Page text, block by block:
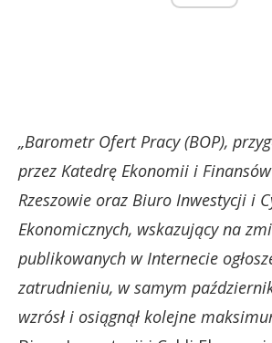
„Barometr Ofert Pracy (BOP),
przez Katedrę Ekonomii i
Rzeszowie oraz Biuro Inwestycji i
Ekonomicznych, wskazujący na
publikowanych w Internecie
zatrudnieniu, w samym
wzrósł i osiągnął kolejne